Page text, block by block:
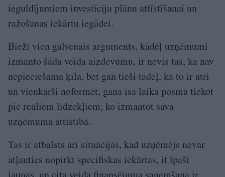
ieguldījumiem investīciju plānu attīstīšanai un
ražošanas iekārtu iegādei.
Bieži vien galvenais arguments, kādēļ uzņēmumi
izmanto šāda veida aizdevumu, ir nevis tas, ka nav
nepieciešama ķīla, bet gan tieši tādēļ, ka to ir ātri
un vienkārši noformēt, gana īsā laika posmā tiekot
pie reāliem līdzekļiem, ko izmantot sava
uzņēmuma attīstībā.
Tas ir atbalsts arī situācijās, kad uzņēmējs nevar
atļauties nopirkt specifiskas iekārtas, it īpaši
jaunas, un cita veida finansējuma saņemšana ir